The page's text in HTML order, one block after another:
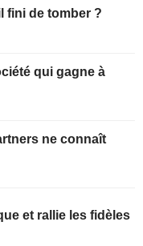
fini de tomber ?
qui gagne à
ne connaît
et rallie les fidèles